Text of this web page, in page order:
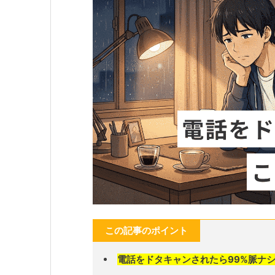
この記事のポイント
電話をドタキャンされたら99%脈ナ